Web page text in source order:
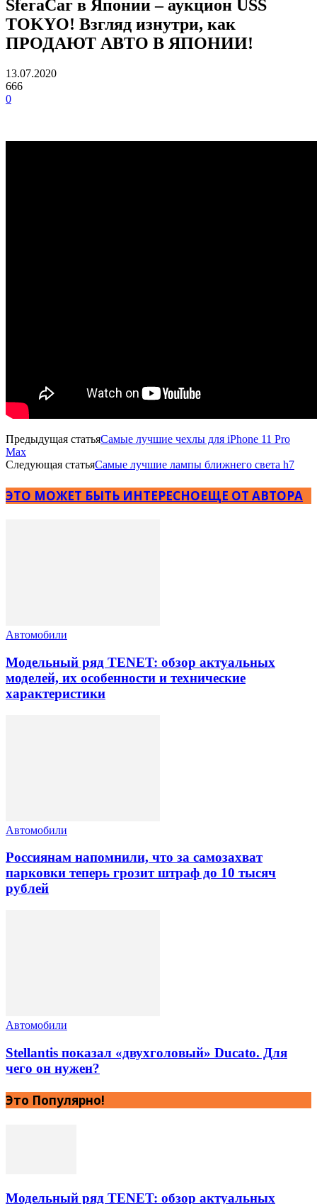
SferaCar в Японии – аукцион USS
TOKYO! Взгляд изнутри, как
ПРОДАЮТ АВТО В ЯПОНИИ!
13.07.2020
666
0
Предыдущая статьяСамые лучшие чехлы для iPhone 11 Pro
Max
Следующая статьяСамые лучшие лампы ближнего света h7
ЭТО МОЖЕТ БЫТЬ ИНТЕРЕСНОЕЩЕ ОТ АВТОРА
Автомобили
Модельный ряд TENET: обзор актуальных
моделей, их особенности и технические
характеристики
Автомобили
Россиянам напомнили, что за самозахват
парковки теперь грозит штраф до 10 тысяч
рублей
Автомобили
Stellantis показал «двухголовый» Ducato. Для
чего он нужен?
Это Популярно!
Модельный ряд TENET: обзор актуальных